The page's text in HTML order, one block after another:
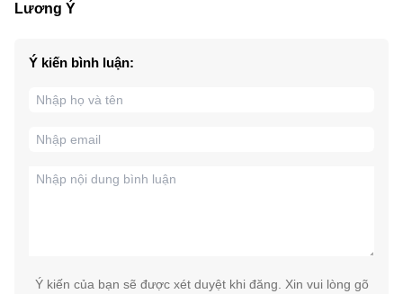
Lương Ý
Ý kiến bình luận:
Ý kiến của bạn sẽ được xét duyệt khi đăng. Xin vui lòng gõ